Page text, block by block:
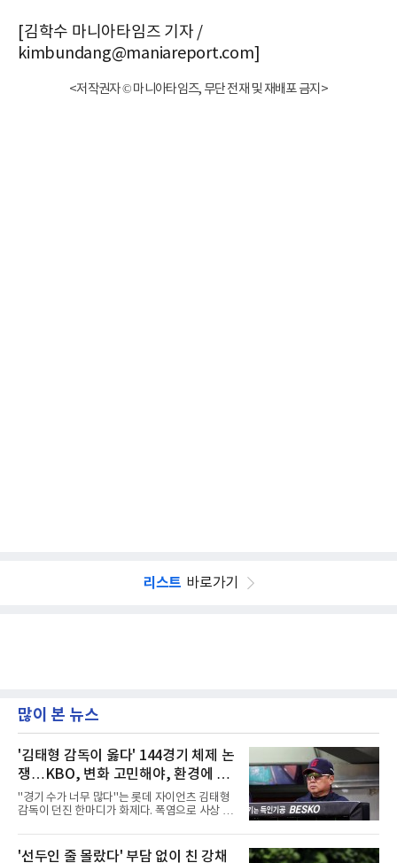
[김학수 마니아타임즈 기자 /
kimbundang@maniareport.com]
<저작권자 © 마니아타임즈, 무단 전재 및 재배포 금지>
리스트 바로가기
많이 본 뉴스
'김태형 감독이 옳다' 144경기 체제 논
쟁…KBO, 변화 고민해야, 환경에 맞
는 경기 수가 바람직
"경기 수가 너무 많다"는 롯데 자이언츠 김태형
감독이 던진 한마디가 화제다. 폭염으로 사상 초
독은 단순히 더위를 이야기하지 않았다. 우천,
폭염, 부상 등 변수가 늘어나는 현실에서 현재
'선두인 줄 몰랐다' 부담 없이 친 강채